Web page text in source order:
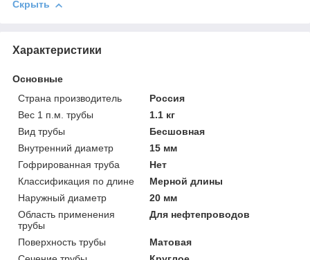
Скрыть
Характеристики
Основные
Страна производитель
Россия
Вес 1 п.м. трубы
1.1 кг
Вид трубы
Бесшовная
Внутренний диаметр
15 мм
Гофрированная труба
Нет
Классификация по длине
Мерной длины
Наружный диаметр
20 мм
Область применения
трубы
Для нефтепроводов
Поверхность трубы
Матовая